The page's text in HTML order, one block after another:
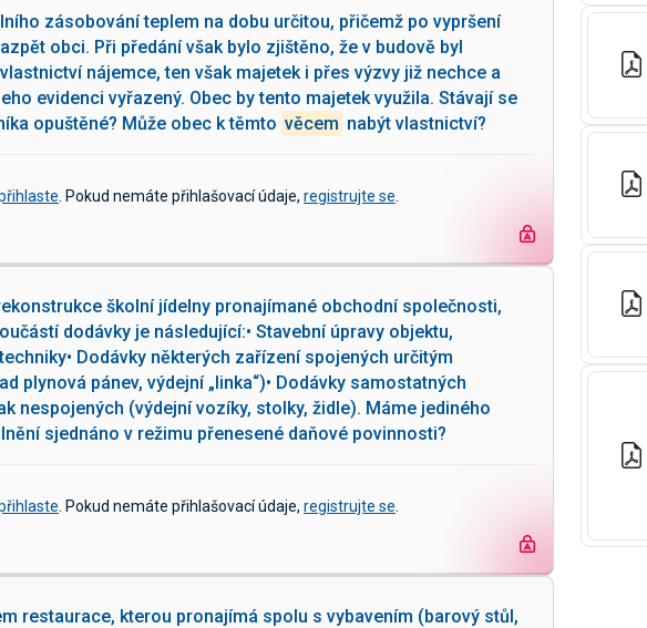
zásobování teplem na dobu určitou, přičemž po vypršení
obci. Při předání však bylo zjištěno, že v budově byl
nájemce, ten však majetek i přes výzvy již nechce a
evidenci vyřazený. Obec by tento majetek využila. Stávají se
opuštěné? Může obec k těmto věcem nabýt vlastnictví?
. Pokud nemáte přihlašovací údaje, registrujte se
školní jídelny pronajímané obchodní společnosti,
dodávky je následující:• Stavební úpravy objektu,
Dodávky některých zařízení spojených určitým
plynová pánev, výdejní „linka“)• Dodávky samostatných
nespojených (výdejní vozíky, stolky, židle). Máme jediného
sjednáno v režimu přenesené daňové povinnosti?
. Pokud nemáte přihlašovací údaje, registrujte se
restaurace, kterou pronajímá spolu s vybavením (barový stůl,